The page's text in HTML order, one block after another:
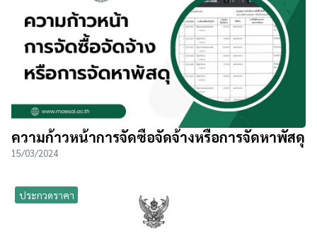
ความก้าวหน้าการจัดซื้อจัดจ้างหรือการจัดหาพัสดุ
15/03/2024
ประกวดราคา